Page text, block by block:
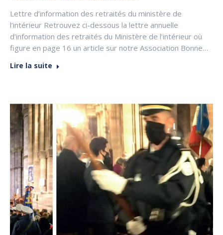
Lettre d’information des retraités du ministère de
l’intérieur Retrouvez ci-dessous la lettre annuelle
d’information des retraités du Ministère de l’intérieur où
figure en page 16 un article sur notre Association Bonne…
Lire la suite